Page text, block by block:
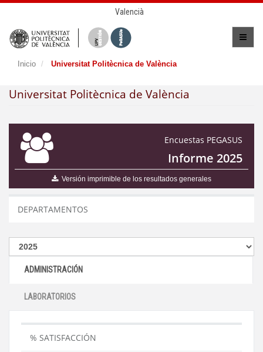
Valencià
Inicio Universitat Politècnica de València
Universitat Politècnica de València
Encuestas PEGASUS
Informe 2025
Versión imprimible de los resultados generales
DEPARTAMENTOS
ADMINISTRACIÓN
LABORATORIOS
% SATISFACCIÓN